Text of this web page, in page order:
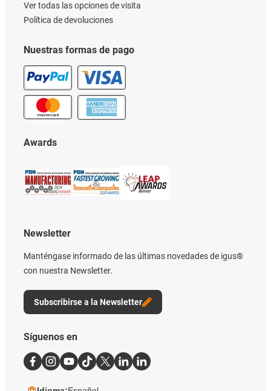
Nuestras formas de pago
Awards
Newsletter
Manténgase informado de las últimas novedades de igus®
con nuestra Newsletter.
Subscribirse a la Newsletter
Ver todas las opciones de visita
Política de devoluciones
Síguenos en